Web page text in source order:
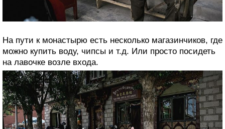
На пути к монастырю есть несколько магазинчиков, где
можно купить воду, чипсы и т.д. Или просто посидеть
на лавочке возле входа.